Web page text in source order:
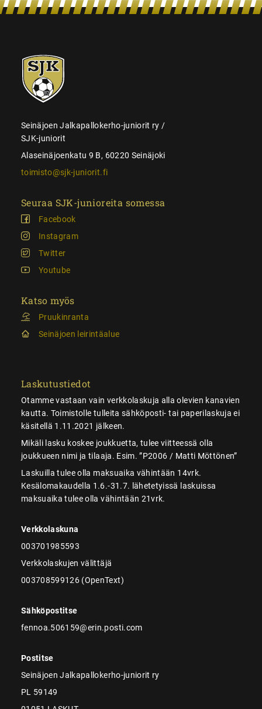
SJK-
juniorit
Seinäjoen Jalkapallokerho-juniorit ry /
SJK-juniorit
Alaseinäjoenkatu 9 B, 60220 Seinäjoki
toimisto@sjk-juniorit.fi
Seuraa SJK-junioreita somessa
Facebook
Instagram
Twitter
Youtube
Katso myös
Pruukinranta
Seinäjoen leirintäalue
Laskutustiedot
Otamme vastaan vain verkkolaskuja alla olevien kanavien
kautta. Toimistolle tulleita sähköposti- tai paperilaskuja ei
käsitellä 1.11.2021 jälkeen.
Mikäli lasku koskee joukkuetta, tulee viitteessä olla
joukkueen nimi ja tilaaja. Esim. ”P2006 / Matti Möttönen”
Laskuilla tulee olla maksuaika vähintään 14vrk.
Kesälomakaudella 1.6.-31.7. lähetetyissä laskuissa
maksuaika tulee olla vähintään 21vrk.
Verkkolaskuna
003701985593
Verkkolaskujen välittäjä
003708599126 (OpenText)
Sähköpostitse
fennoa.506159@erin.posti.com
Postitse
Seinäjoen Jalkapallokerho-juniorit ry
PL 59149